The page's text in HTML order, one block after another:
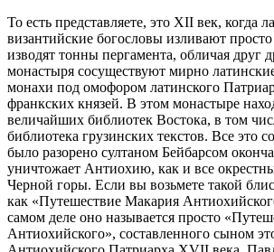
То есть представляете, это XII век, когда
византийские богословы изливают
изводят тонны пергамента, обличая друг
монастыря сосуществуют мирно
монахи под омофором латинского
франкских князей. В этом монастыре
величайших библиотек Востока, в том
библиотека грузинских текстов. Все это
было разорено султаном Бейбарсом
уничтожает Антиохию, как и все
Черной горы. Если вы возьмете такой
как «Путешествие Макария
самом деле оно называется просто
Антиохийского», составленного сыном